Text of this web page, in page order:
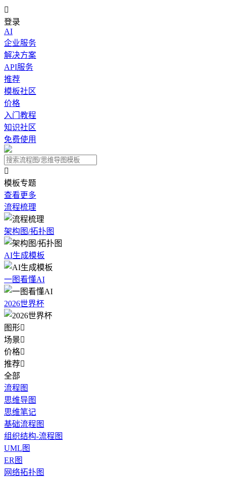

登录
AI
企业服务
解决方案
API服务
推荐
模板社区
价格
入门教程
知识社区
免费使用

模板专题
查看更多
流程梳理
架构图/拓扑图
AI生成模板
一图看懂AI
2026世界杯
图形
场景
价格
推荐
全部
流程图
思维导图
思维笔记
基础流程图
组织结构-流程图
UML图
ER图
网络拓扑图